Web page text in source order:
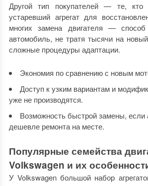
Другой тип покупателей — те,
устаревший агрегат для
многих замена двигателя —
автомобиль, не тратя тысячи на
сложные процедуры адаптации.
Экономия по сравнению с новым
Доступ к узким вариантам и
уже не производятся.
Возможность быстрой замены, если
дешевле ремонта на месте.
Популярные семейства
Volkswagen и их
У Volkswagen большой набор